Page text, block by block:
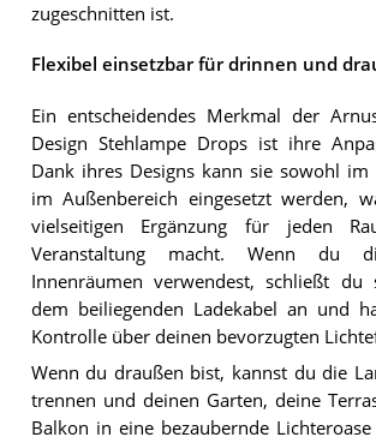
zugeschnitten ist.
Flexibel einsetzbar für drinnen und
Ein entscheidendes Merkmal der
Design Stehlampe Drops ist ihre
Dank ihres Designs kann sie sowohl im
im Außenbereich eingesetzt werden,
vielseitigen Ergänzung für jeden
Veranstaltung macht. Wenn du
Innenräumen verwendest, schließt
dem beiliegenden Ladekabel an und
Kontrolle über deinen bevorzugten
Wenn du draußen bist, kannst du die
trennen und deinen Garten, deine
Balkon in eine bezaubernde